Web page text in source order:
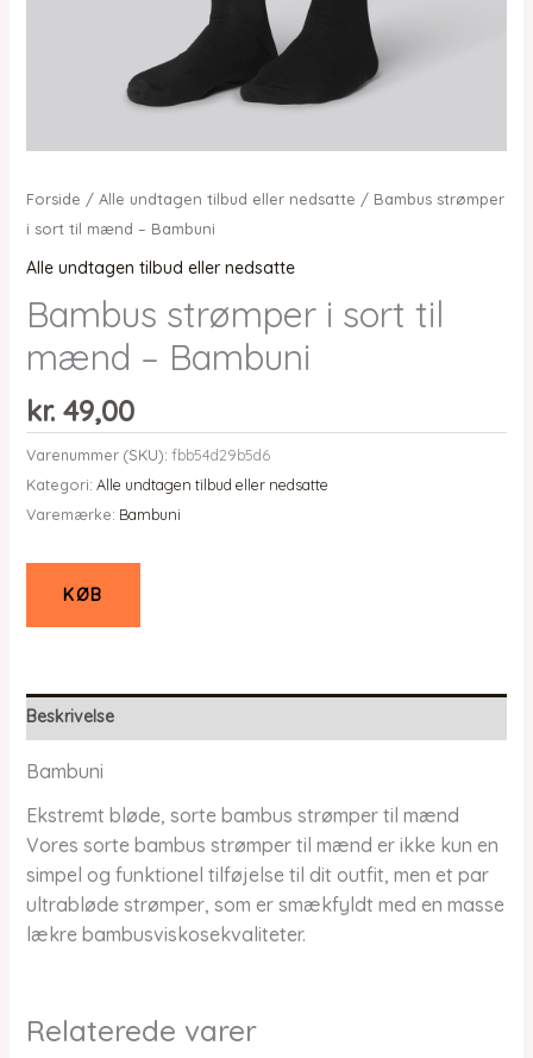
Forside / Alle undtagen tilbud eller nedsatte / Bambus strømper
i sort til mænd – Bambuni
Alle undtagen tilbud eller nedsatte
Bambus strømper i sort til
mænd – Bambuni
kr.49,00
Varenummer (SKU): fbb54d29b5d6
Kategori: Alle undtagen tilbud eller nedsatte
Varemærke: Bambuni
KØB
Beskrivelse
Bambuni
Ekstremt bløde, sorte bambus strømper til mænd
Vores sorte bambus strømper til mænd er ikke kun en
simpel og funktionel tilføjelse til dit outfit, men et par
ultrabløde strømper, som er smækfyldt med en masse
lækre bambusviskosekvaliteter.
Relaterede varer